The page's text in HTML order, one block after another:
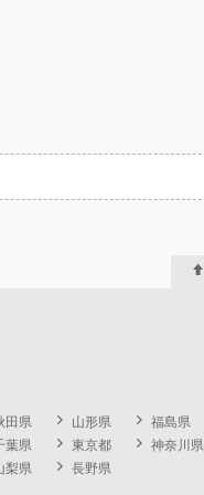
田県 山形県
福島県
葉県
東京都
神奈川県
梨県
長野県